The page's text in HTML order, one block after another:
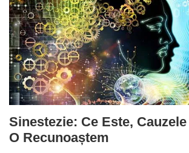
Sinestezie: Ce Este,
O Recunoaștem